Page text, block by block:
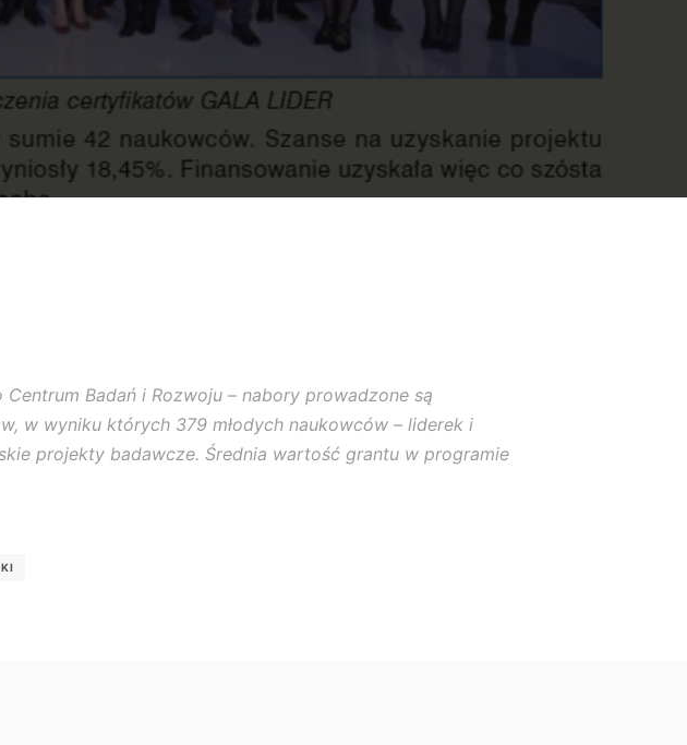
Badań i Rozwoju – nabory prowadzone są
w wyniku których 379 młodych naukowców – liderek i
projekty badawcze. Średnia wartość grantu w programie